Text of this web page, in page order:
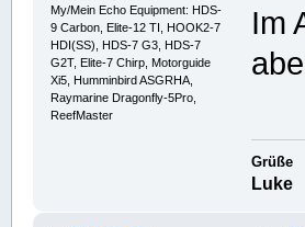
My/Mein Echo Equipment: HDS-
9 Carbon, Elite-12 TI, HOOK2-7
HDI(SS), HDS-7 G3, HDS-7
G2T, Elite-7 Chirp, Motorguide
Xi5, Humminbird ASGRHA,
Raymarine Dragonfly-5Pro,
ReefMaster
Im
Grüße
Luke